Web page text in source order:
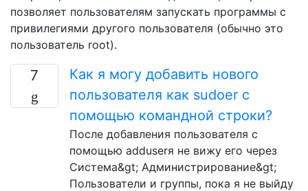
позволяет пользователям запускать программы с
привилегиями другого пользователя (обычно это
пользователь root).
7
Как я могу добавить нового
пользователя как sudoer с
помощью командной строки?
После добавления пользователя с
помощью adduserя не вижу его через
Система&gt; Администрирование&gt;
Пользователи и группы, пока я не выйду